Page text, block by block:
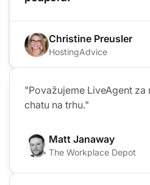
Christine Preusler
HostingAdvice
"Považujeme LiveAgent za
chatu na trhu."
Matt Janaway
The Workplace Depot